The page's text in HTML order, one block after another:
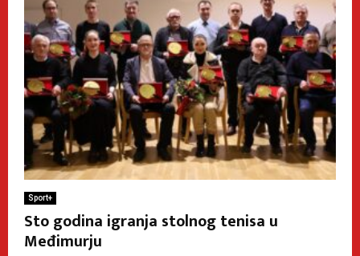
Sport+
Sto godina igranja stolnog tenisa u
Međimurju